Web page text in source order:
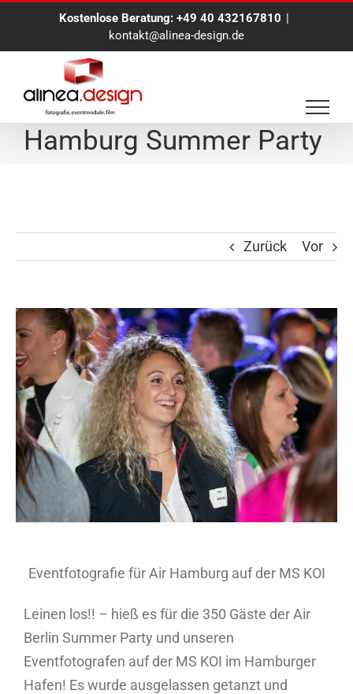
Kostenlose Beratung: +49 40 432167810 |
kontakt@alinea-design.de
Fotoreportage Air
Hamburg Summer Party
Zurück Vor
Zeige
grösseres
Bild
Eventfotografie für Air Hamburg auf der MS KOI
Leinen los!! – hieß es für die 350 Gäste der Air
Berlin Summer Party und unseren
Eventfotografen auf der MS KOI im Hamburger
Hafen! Es wurde ausgelassen getanzt und